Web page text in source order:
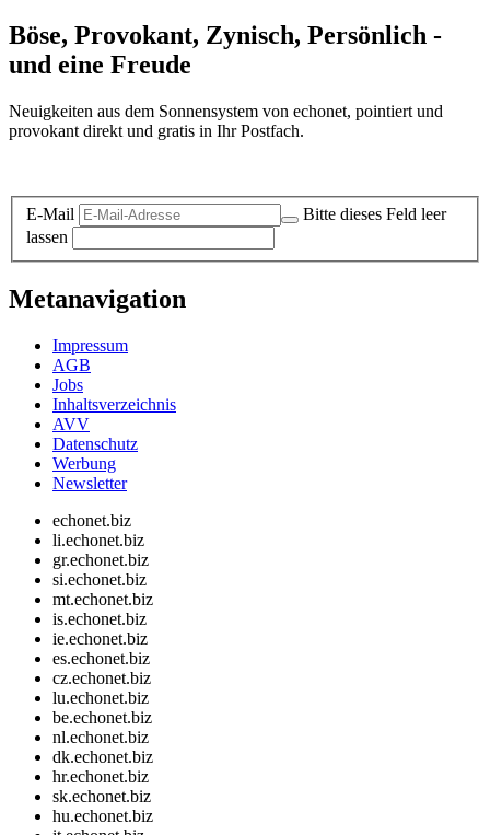
Böse, Provokant, Zynisch, Persönlich -
und eine Freude
Neuigkeiten aus dem Sonnensystem von echonet, pointiert und
provokant direkt und gratis in Ihr Postfach.
E-Mail
Bitte dieses Feld leer
lassen
Metanavigation
Impressum
AGB
Jobs
Inhaltsverzeichnis
AVV
Datenschutz
Werbung
Newsletter
echonet.biz
li.echonet.biz
gr.echonet.biz
si.echonet.biz
mt.echonet.biz
is.echonet.biz
ie.echonet.biz
es.echonet.biz
cz.echonet.biz
lu.echonet.biz
be.echonet.biz
nl.echonet.biz
dk.echonet.biz
hr.echonet.biz
sk.echonet.biz
hu.echonet.biz